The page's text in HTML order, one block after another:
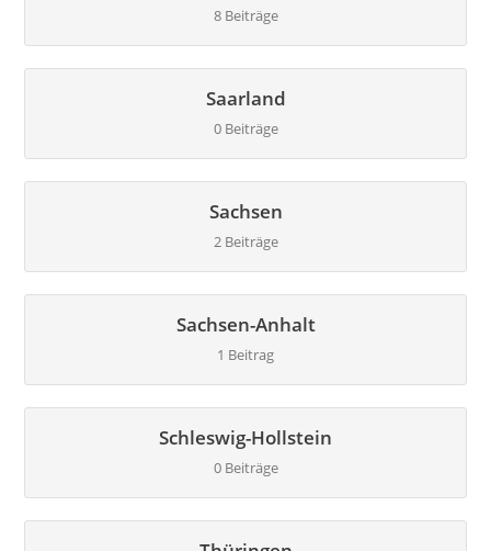
8 Beiträge
Saarland
0 Beiträge
Sachsen
2 Beiträge
Sachsen-Anhalt
1 Beitrag
Schleswig-Hollstein
0 Beiträge